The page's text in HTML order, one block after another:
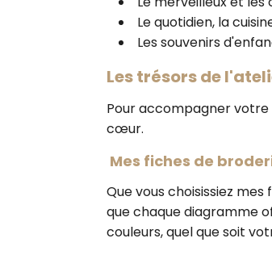
Le quotidien, la
Les souvenirs
Les trésors de
Pour accompagner
cœur.
Mes fiches de
Que vous choisissiez
que chaque diagramme
couleurs, quel que soit